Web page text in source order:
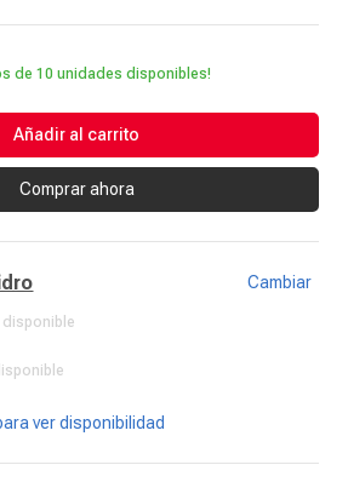
de 10 unidades disponibles!
Añadir al carrito
Comprar ahora
Cambiar
disponible
ver disponibilidad